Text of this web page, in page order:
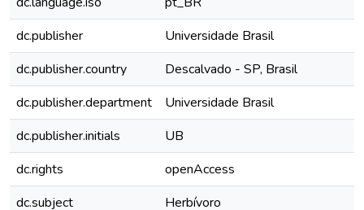
dc.publisher
Universidade Brasil
dc.publisher.country
Descalvado - SP, Brasil
dc.publisher.department
Universidade Brasil
dc.publisher.initials
UB
dc.rights
openAccess
dc.subject
Herbívoro